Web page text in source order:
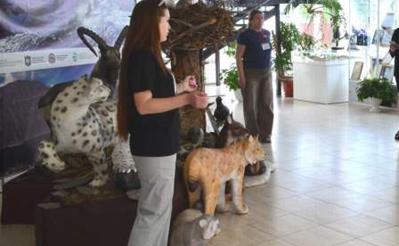
Образование
09.06.2026 15:40379